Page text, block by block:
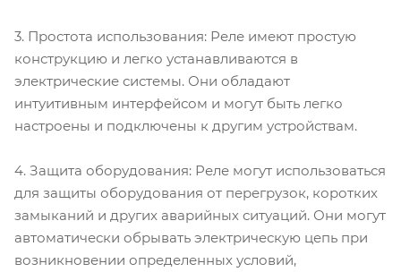
3. Простота использования: Реле имеют простую
конструкцию и легко устанавливаются в
электрические системы. Они обладают
интуитивным интерфейсом и могут быть легко
настроены и подключены к другим устройствам.
4. Защита оборудования: Реле могут использоваться
для защиты оборудования от перегрузок, коротких
замыканий и других аварийных ситуаций. Они могут
автоматически обрывать электрическую цепь при
возникновении определенных условий,